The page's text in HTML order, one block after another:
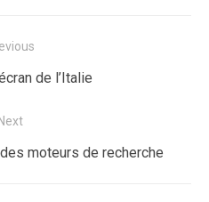
de l’Italie
Next
moteurs de recherche